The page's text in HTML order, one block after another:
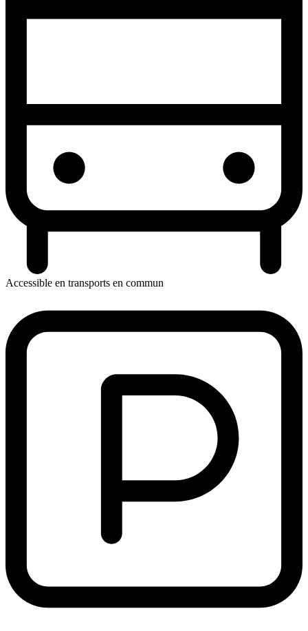
Accessible en transports en commun